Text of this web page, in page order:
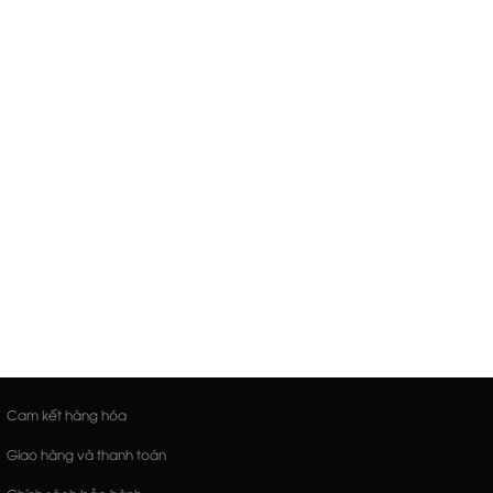
Cam kết hàng hóa
Giao hàng và thanh toán